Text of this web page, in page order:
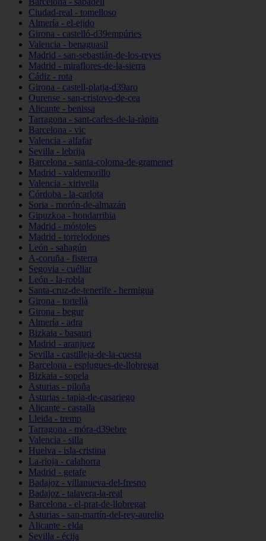
Ciudad-real - tomelloso
Almería - el-ejido
Girona - castelló-d39empúries
Valencia - benaguasil
Madrid - san-sebastián-de-los-reyes
Madrid - miraflores-de-la-sierra
Cádiz - rota
Girona - castell-platja-d39aro
Ourense - san-cristovo-de-cea
Alicante - benissa
Tarragona - sant-carles-de-la-ràpita
Barcelona - vic
Valencia - alfafar
Sevilla - lebrija
Barcelona - santa-coloma-de-gramenet
Madrid - valdemorillo
Valencia - xirivella
Córdoba - la-carlota
Soria - morón-de-almazán
Gipuzkoa - hondarribia
Madrid - móstoles
Madrid - torrelodones
León - sahagún
A-coruña - fisterra
Segovia - cuéllar
León - la-robla
Santa-cruz-de-tenerife - hermigua
Girona - tortellà
Girona - begur
Almería - adra
Bizkaia - basauri
Madrid - aranjuez
Sevilla - castilleja-de-la-cuesta
Barcelona - esplugues-de-llobregat
Bizkaia - sopela
Asturias - piloña
Asturias - tapia-de-casariego
Alicante - castalla
Lleida - tremp
Tarragona - móra-d39ebre
Valencia - silla
Huelva - isla-cristina
La-rioja - calahorra
Madrid - getafe
Badajoz - villanueva-del-fresno
Badajoz - talavera-la-real
Barcelona - el-prat-de-llobregat
Asturias - san-martín-del-rey-aurelio
Alicante - elda
Sevilla - écija